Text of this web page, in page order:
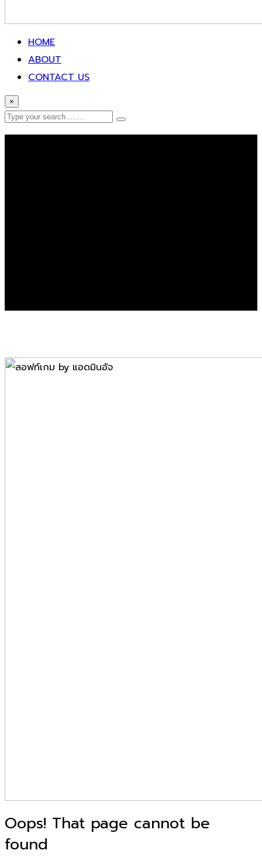
HOME
ABOUT
CONTACT US
×
Oops! That page cannot be
found